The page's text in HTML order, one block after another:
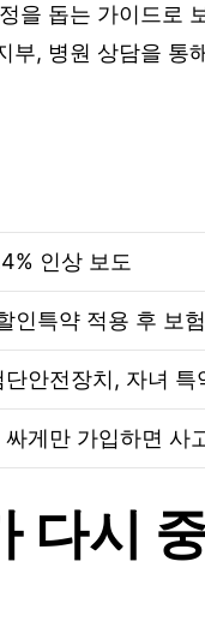
을 돕는 가이드로
부, 병원 상담을 통
인상 보도
인특약 적용 후 보
안전장치, 자녀 특
게만 가입하면 사
다시